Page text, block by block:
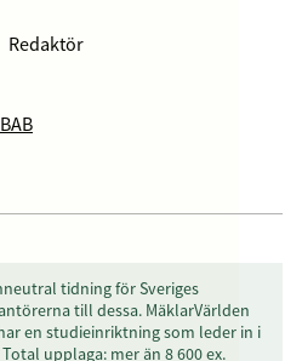
Redaktör
tidning för Sveriges
till dessa. MäklarVärlden
en studieinriktning som leder in i
upplaga: mer än 8 600 ex.